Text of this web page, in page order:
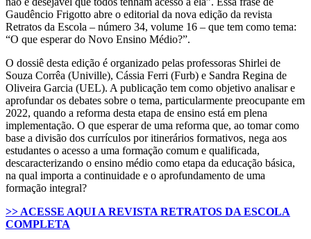
Gaudêncio Frigotto abre o editorial da nova edição da revista
Retratos da Escola – número 34, volume 16 – que tem como tema:
“O que esperar do Novo Ensino Médio?”.
O dossiê desta edição é organizado pelas professoras Shirlei de
Souza Corrêa (Univille), Cássia Ferri (Furb) e Sandra Regina de
Oliveira Garcia (UEL). A publicação tem como objetivo analisar e
aprofundar os debates sobre o tema, particularmente preocupante em
2022, quando a reforma desta etapa de ensino está em plena
implementação. O que esperar de uma reforma que, ao tomar como
base a divisão dos currículos por itinerários formativos, nega aos
estudantes o acesso a uma formação comum e qualificada,
descaracterizando o ensino médio como etapa da educação básica,
na qual importa a continuidade e o aprofundamento de uma
formação integral?
>> ACESSE AQUI A REVISTA RETRATOS DA ESCOLA
COMPLETA